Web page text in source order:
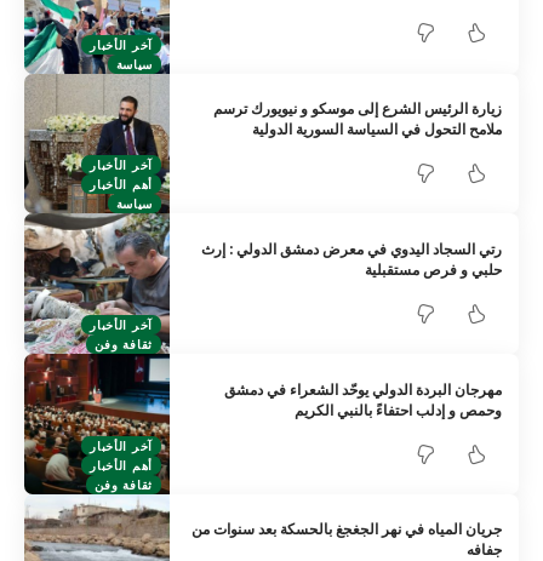
آخر الأخبار
سياسة
آخر الأخبار
أهم الأخبار
سياسة
زيارة الرئيس الشرع إلى موسكو و نيويورك ترسم
ملامح التحول في السياسة السورية الدولية
آخر الأخبار
ثقافة وفن
رتي السجاد اليدوي في معرض دمشق الدولي : إرث
حلبي و فرص مستقبلية
آخر الأخبار
أهم الأخبار
ثقافة وفن
مهرجان البردة الدولي يوحّد الشعراء في دمشق
وحمص و إدلب احتفاءً بالنبي الكريم
جريان المياه في نهر الجغجغ بالحسكة بعد سنوات من
جفافه